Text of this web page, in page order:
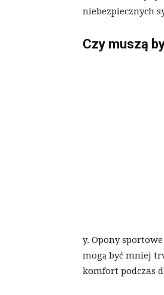
niebezpiecznych
Czy muszą
y. Opony
mogą być mniej
komfort podczas